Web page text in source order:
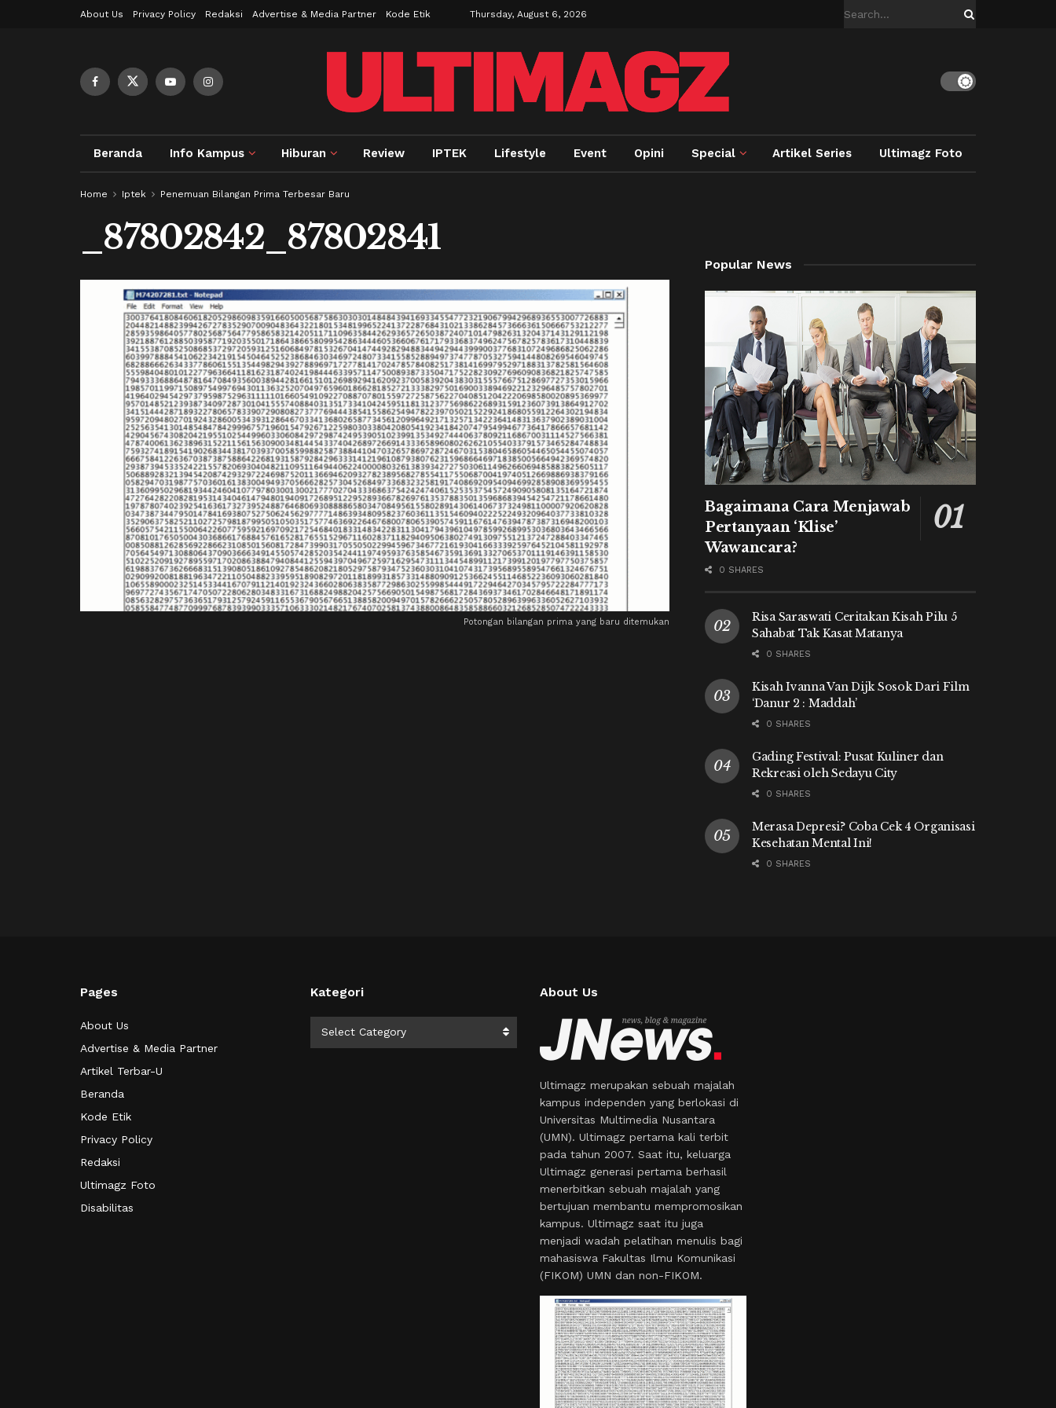
About Us Privacy Policy Redaksi Advertise & Media Partner Kode Etik Thursday, August 6, 2026
Beranda Info Kampus Hiburan Review IPTEK Lifestyle Event Opini Special Artikel Series Ultimagz Foto
Home Iptek Penemuan Bilangan Prima Terbesar Baru
_87802842_87802841
Potongan bilangan prima yang baru ditemukan
Popular News
Bagaimana Cara Menjawab
Pertanyaan ‘Klise’
Wawancara?
0 SHARES
Risa Saraswati Ceritakan Kisah Pilu 5
Sahabat Tak Kasat Matanya
0 SHARES
Kisah Ivanna Van Dijk Sosok Dari Film
‘Danur 2 : Maddah’
0 SHARES
Gading Festival: Pusat Kuliner dan
Rekreasi oleh Sedayu City
0 SHARES
Merasa Depresi? Coba Cek 4 Organisasi
Kesehatan Mental Ini!
0 SHARES
Pages
About Us
Advertise & Media Partner
Artikel Terbar-U
Beranda
Kode Etik
Privacy Policy
Redaksi
Ultimagz Foto
Disabilitas
Kategori
Select Category
About Us
Ultimagz merupakan sebuah majalah
kampus independen yang berlokasi di
Universitas Multimedia Nusantara
(UMN). Ultimagz pertama kali terbit
pada tahun 2007. Saat itu, keluarga
Ultimagz generasi pertama berhasil
menerbitkan sebuah majalah yang
bertujuan membantu mempromosikan
kampus. Ultimagz saat itu juga
menjadi wadah pelatihan menulis bagi
mahasiswa Fakultas Ilmu Komunikasi
(FIKOM) UMN dan non-FIKOM.